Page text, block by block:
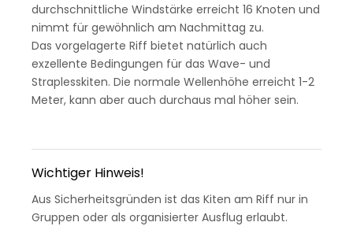
durchschnittliche Windstärke erreicht 16 Knoten und
nimmt für gewöhnlich am Nachmittag zu.
Das vorgelagerte Riff bietet natürlich auch
exzellente Bedingungen für das Wave- und
Straplesskiten. Die normale Wellenhöhe erreicht 1-2
Meter, kann aber auch durchaus mal höher sein.
Wichtiger Hinweis!
Aus Sicherheitsgründen ist das Kiten am Riff nur in
Gruppen oder als organisierter Ausflug erlaubt.